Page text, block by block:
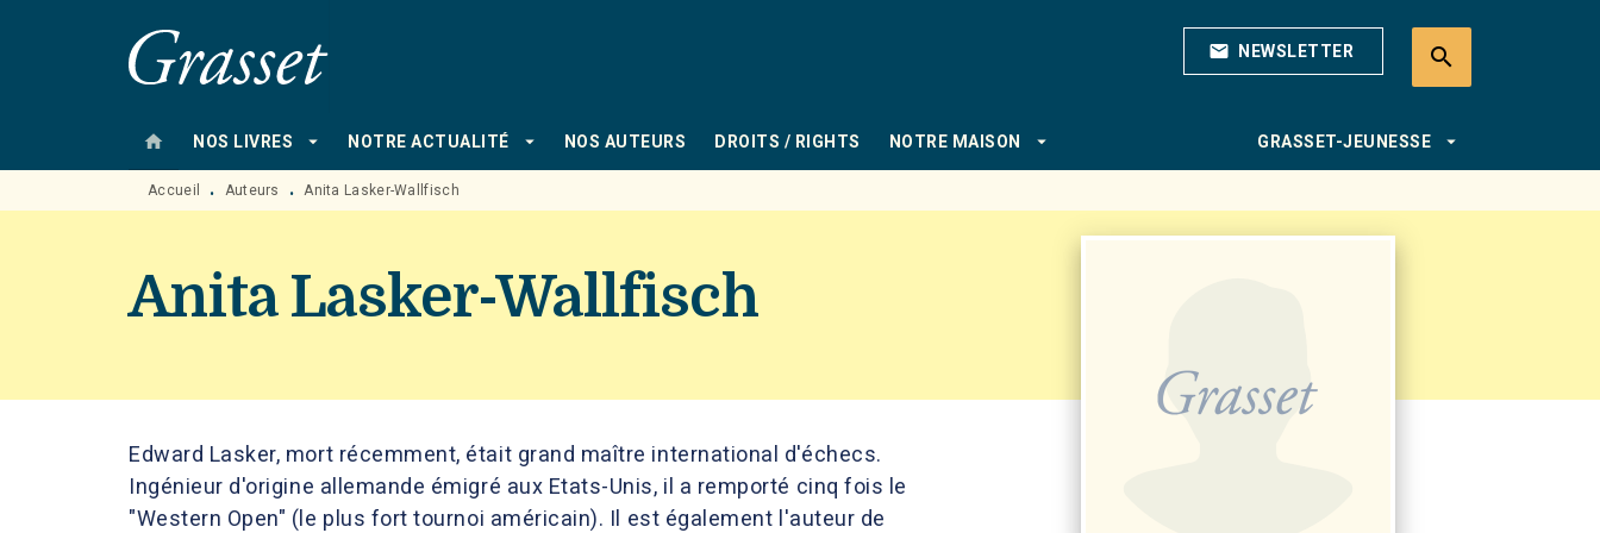
MENU RECHERCHE mail NEWSLETTER search
home NOS LIVRES arrow_drop_down NOTRE ACTUALITÉ arrow_drop_down NOS AUTEURS DROITS / RIGHTS NOTRE MAISON arrow_drop_down GRASSET-JEUNESSE arrow_drop_down
Accueil • Auteurs • Anita Lasker-Wallfisch
Anita Lasker-Wallfisch
Edward Lasker, mort récemment, était grand maître international d'échecs.
Ingénieur d'origine allemande émigré aux Etats-Unis, il a remporté cinq fois le
"Western Open" (le plus fort tournoi américain). Il est également l'auteur de